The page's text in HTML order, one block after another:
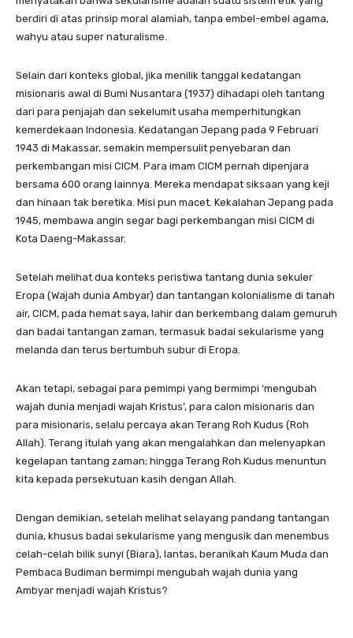
berdiri di atas prinsip moral alamiah, tanpa embel-embel agama,
wahyu atau super naturalisme.
Selain dari konteks global, jika menilik tanggal kedatangan
misionaris awal di Bumi Nusantara (1937) dihadapi oleh tantang
dari para penjajah dan sekelumit usaha memperhitungkan
kemerdekaan Indonesia. Kedatangan Jepang pada 9 Februari
1943 di Makassar, semakin mempersulit penyebaran dan
perkembangan misi CICM. Para imam CICM pernah dipenjara
bersama 600 orang lainnya. Mereka mendapat siksaan yang keji
dan hinaan tak beretika. Misi pun macet. Kekalahan Jepang pada
1945, membawa angin segar bagi perkembangan misi CICM di
Kota Daeng-Makassar.
Setelah melihat dua konteks peristiwa tantang dunia sekuler
Eropa (Wajah dunia Ambyar) dan tantangan kolonialisme di tanah
air, CICM, pada hemat saya, lahir dan berkembang dalam gemuruh
dan badai tantangan zaman, termasuk badai sekularisme yang
melanda dan terus bertumbuh subur di Eropa.
Akan tetapi, sebagai para pemimpi yang bermimpi ‘mengubah
wajah dunia menjadi wajah Kristus’, para calon misionaris dan
para misionaris, selalu percaya akan Terang Roh Kudus (Roh
Allah). Terang itulah yang akan mengalahkan dan melenyapkan
kegelapan tantang zaman; hingga Terang Roh Kudus menuntun
kita kepada persekutuan kasih dengan Allah.
Dengan demikian, setelah melihat selayang pandang tantangan
dunia, khusus badai sekularisme yang mengusik dan menembus
celah-celah bilik sunyi (Biara), lantas, beranikah Kaum Muda dan
Pembaca Budiman bermimpi mengubah wajah dunia yang
Ambyar menjadi wajah Kristus?